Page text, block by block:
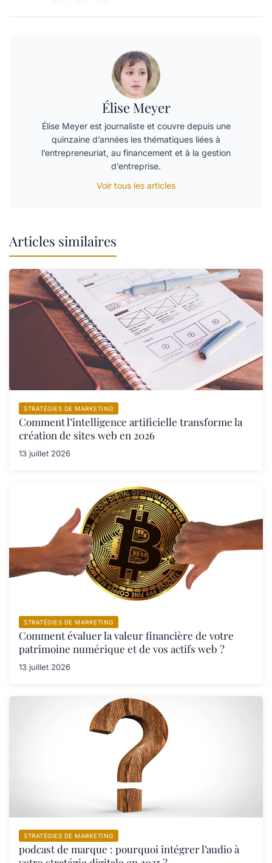
Élise Meyer
Élise Meyer est journaliste et couvre depuis une
quinzaine d’années les thématiques liées à
l’entrepreneuriat, au financement et à la gestion
d’entreprise.
Voir tous les articles
Articles similaires
STRATÉGIES DE MARKETING
Comment l’intelligence artificielle transforme la
création de sites web en 2026
13 juillet 2026
STRATÉGIES DE MARKETING
Comment évaluer la valeur financière de votre
patrimoine numérique et de vos actifs web ?
13 juillet 2026
STRATÉGIES DE MARKETING
podcast de marque : pourquoi intégrer l’audio à